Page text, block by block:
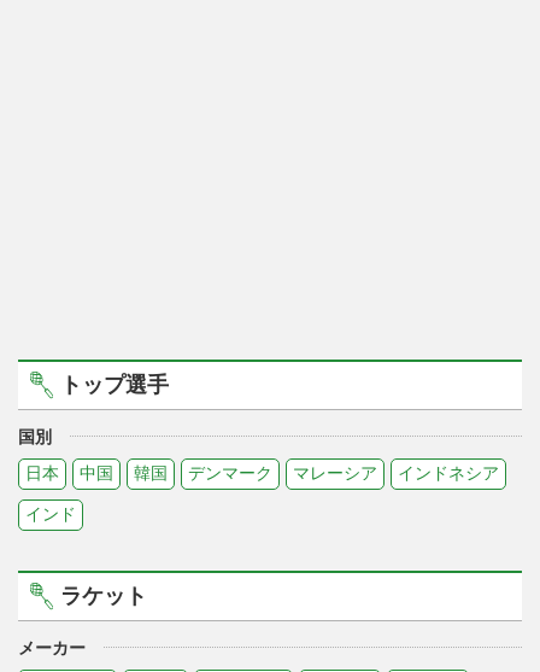
トップ選手
国別
日本
中国 韓国 デンマーク マレーシア インドネシア
インド
ラケット
メーカー